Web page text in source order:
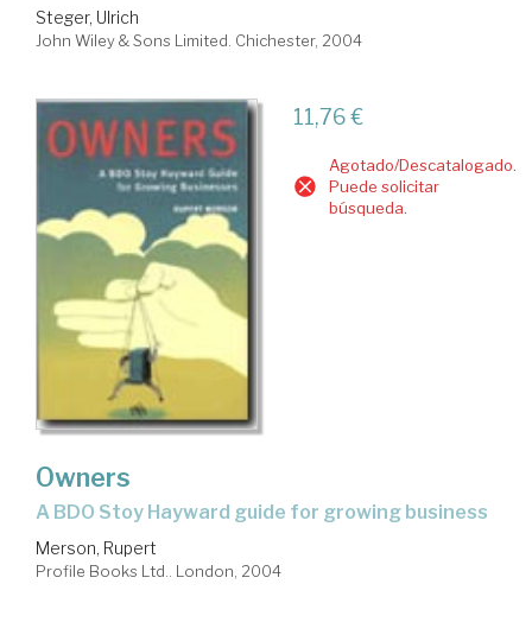
Steger, Ulrich
John Wiley & Sons Limited. Chichester, 2004
11,76 €
Agotado/Descatalogado.
Puede solicitar
búsqueda.
Owners
a BDO Stoy Hayward guide for growing business
Merson, Rupert
Profile Books Ltd.. London, 2004